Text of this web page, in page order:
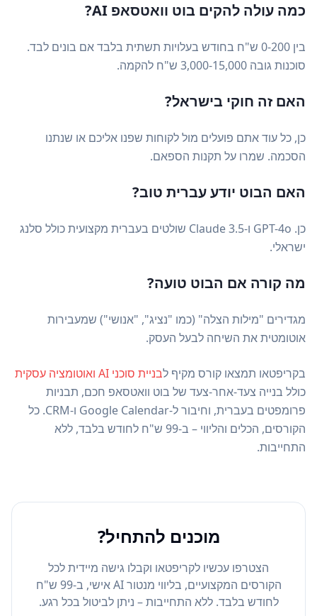
כמה עולה להקים בוט וואטסאפ AI?
בין 0-200 ש"ח בחודש בעלויות תשתית בלבד אם בונים לבד.
סוכנות גובה 3,000-15,000 ש"ח להקמה.
האם זה חוקי בישראל?
כן, כל עוד אתם פועלים מול לקוחות שפנו אליכם או שנתנו
הסכמה. שמרו על תקנות הספאם.
האם הבוט יודע עברית טוב?
כן. GPT-4o ו-Claude 3.5 שולטים בעברית מקצועית כולל סלנג
ישראלי.
מה קורה אם הבוט טועה?
מגדירים "מילות הצלה" (כמו "נציג", "אנושי") שמעבירות
אוטומטית את השיחה לבעל העסק.
בקריפטאו תמצאו קורס מקיף לבניית סוכני AI ואוטומציה עסקית
כולל בנייה צעד-אחר-צעד של בוט וואטסאפ חכם, תבניות
פרומפטים בעברית, וחיבור ל-Google Calendar ו-CRM. כל
הקורסים, הכלים והליווי – ב-99 ש"ח לחודש בלבד, ללא
התחייבות.
מוכנים להתחיל?
הצטרפו עכשיו לקריפטאו וקבלו גישה מיידית לכל
הקורסים המקצועיים, בליווי מנטור AI אישי, ב-99 ש"ח
לחודש בלבד. ללא התחייבות – ניתן לביטול בכל רגע.